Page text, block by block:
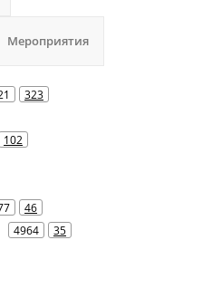
Мероприятия
323
102
46
4964 35